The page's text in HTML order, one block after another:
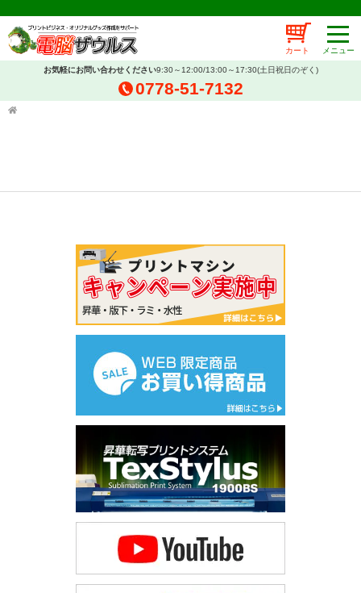
カート
お気軽にお問い合わせください9:30～12:00/13:00～17:30(土日祝日のぞく)
0778-51-7132